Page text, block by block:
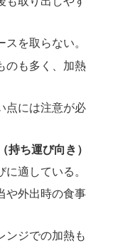
を取らない。
のも多く、加熱
点には注意が必
持ち運び向き）
適している。
や外出時の食事
ンジでの加熱も